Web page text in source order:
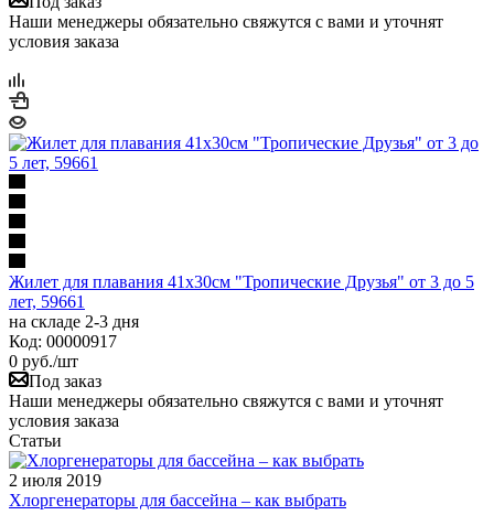
Наши менеджеры обязательно свяжутся с вами и уточнят
условия заказа
Жилет для плавания 41х30см "Тропические Друзья" от 3 до 5
лет, 59661
на складе 2-3 дня
Код: 00000917
0 руб./шт
Под заказ
Наши менеджеры обязательно свяжутся с вами и уточнят
условия заказа
Статьи
2 июля 2019
Хлоргенераторы для бассейна – как выбрать